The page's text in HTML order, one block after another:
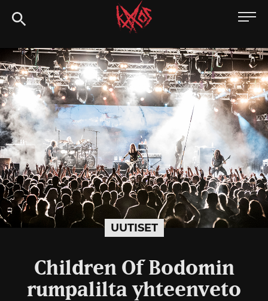
Siirry
suoraan
Kaaoszine
UUTISET
Children Of Bodomin
rumpalilta yhteenveto